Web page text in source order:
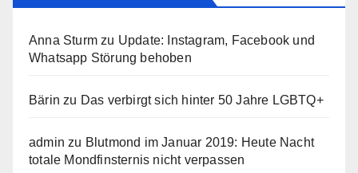
Anna Sturm zu Update: Instagram, Facebook und
Whatsapp Störung behoben
Bärin zu Das verbirgt sich hinter 50 Jahre LGBTQ+
admin zu Blutmond im Januar 2019: Heute Nacht
totale Mondfinsternis nicht verpassen